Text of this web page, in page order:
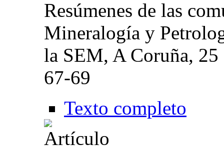
Resúmenes de las
Mineralogía y
la SEM, A Coruña,
67-69
Texto completo